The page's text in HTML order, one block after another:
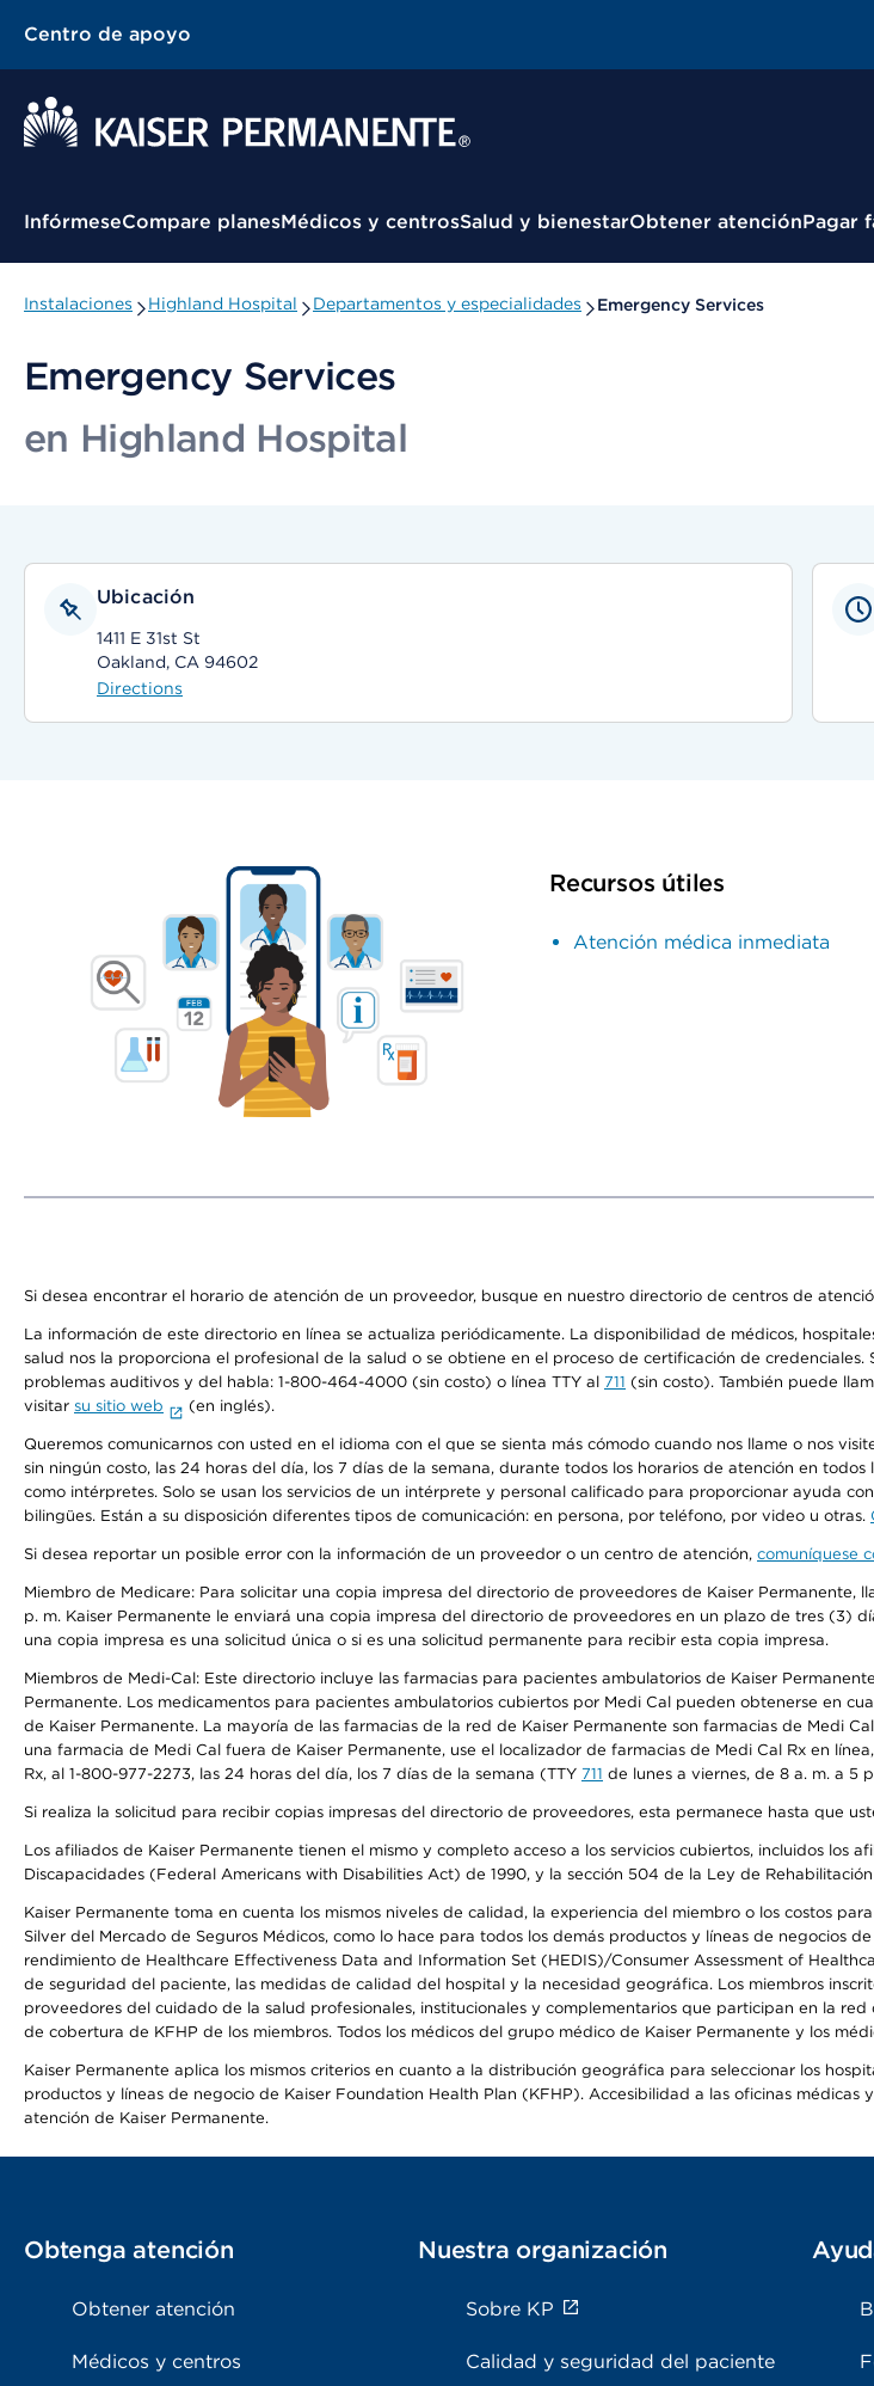
Centro de apoyo
Menú contextual
InfórmeseCompare planesMédicos y centrosSalud y bienestarObtener atenciónPagar
Instalaciones Highland Hospital Departamentos y especialidades Emergency Services
Emergency Services
en Highland Hospital
Ubicación
1411 E 31st St
Oakland, CA 94602
Directions
Recursos útiles
Atención médica inmediata
Si desea encontrar el horario de atención de un proveedor, busque en nuestro directorio de centros de
La información de este directorio en línea se actualiza periódicamente. La disponibilidad de médicos,
salud nos la proporciona el profesional de la salud o se obtiene en el proceso de certificación de
problemas auditivos y del habla: 1-800-464-4000 (sin costo) o línea TTY al 711 (sin costo). También puede
visitar su sitio web (en inglés).
Queremos comunicarnos con usted en el idioma con el que se sienta más cómodo cuando nos llame o nos
sin ningún costo, las 24 horas del día, los 7 días de la semana, durante todos los horarios de atención en
como intérpretes. Solo se usan los servicios de un intérprete y personal calificado para proporcionar ayuda
bilingües. Están a su disposición diferentes tipos de comunicación: en persona, por teléfono, por video u otras.
Si desea reportar un posible error con la información de un proveedor o un centro de atención, comuníquese
Miembro de Medicare: Para solicitar una copia impresa del directorio de proveedores de Kaiser Permanente,
p. m. Kaiser Permanente le enviará una copia impresa del directorio de proveedores en un plazo de tres (3)
una copia impresa es una solicitud única o si es una solicitud permanente para recibir esta copia impresa.
Miembros de Medi-Cal: Este directorio incluye las farmacias para pacientes ambulatorios de Kaiser
Permanente. Los medicamentos para pacientes ambulatorios cubiertos por Medi Cal pueden obtenerse en
de Kaiser Permanente. La mayoría de las farmacias de la red de Kaiser Permanente son farmacias de Medi
una farmacia de Medi Cal fuera de Kaiser Permanente, use el localizador de farmacias de Medi Cal Rx en
Rx, al 1-800-977-2273, las 24 horas del día, los 7 días de la semana (TTY 711 de lunes a viernes, de 8 a. m. a 5
Si realiza la solicitud para recibir copias impresas del directorio de proveedores, esta permanece hasta que
Los afiliados de Kaiser Permanente tienen el mismo y completo acceso a los servicios cubiertos, incluidos los
Discapacidades (Federal Americans with Disabilities Act) de 1990, y la sección 504 de la Ley de
Kaiser Permanente toma en cuenta los mismos niveles de calidad, la experiencia del miembro o los costos
Silver del Mercado de Seguros Médicos, como lo hace para todos los demás productos y líneas de negocios
rendimiento de Healthcare Effectiveness Data and Information Set (HEDIS)/Consumer Assessment of
de seguridad del paciente, las medidas de calidad del hospital y la necesidad geográfica. Los miembros
proveedores del cuidado de la salud profesionales, institucionales y complementarios que participan en la
de cobertura de KFHP de los miembros. Todos los médicos del grupo médico de Kaiser Permanente y los
Kaiser Permanente aplica los mismos criterios en cuanto a la distribución geográfica para seleccionar los
productos y líneas de negocio de Kaiser Foundation Health Plan (KFHP). Accesibilidad a las oficinas
atención de Kaiser Permanente.
Obtenga atención
Obtener atención
Médicos y centros
Nuestra organización
Sobre KP
Calidad y seguridad del paciente